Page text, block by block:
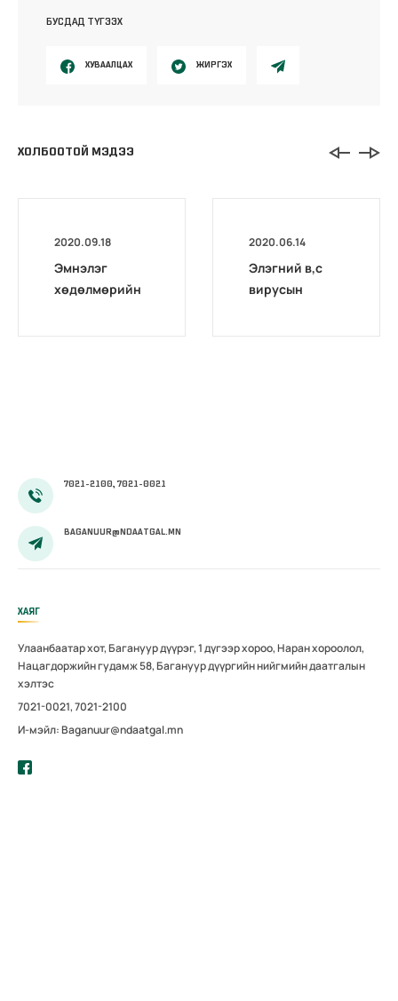
БУСДАД ТҮГЭЭХ
ХУВААЛЦАХ ЖИРГЭХ
ХОЛБООТОЙ МЭДЭЭ
2020.09.18
Эмнэлэг
хөдөлмөрийн
зохион
2020.06.14
Элэгний в,с
вирусын
7021-2100, 7021-0021
BAGANUUR@NDAATGAL.MN
ХАЯГ
Улаанбаатар хот, Багануур дүүрэг, 1 дүгээр хороо, Наран хороолол,
Нацагдоржийн гудамж 58, Багануур дүүргийн нийгмийн даатгалын
хэлтэс
7021-0021, 7021-2100
И-мэйл: Baganuur@ndaatgal.mn